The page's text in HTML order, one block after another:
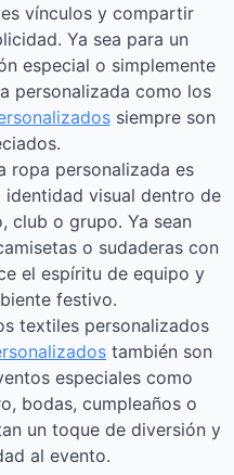
vínculos y compartir
Ya sea para un
especial o simplemente
personalizada como los
siempre son
ropa personalizada es
visual dentro de
club o grupo. Ya sean
o sudaderas con
el espíritu de equipo y
festivo.
textiles personalizados
también son
especiales como
bodas, cumpleaños o
un toque de diversión y
al evento.